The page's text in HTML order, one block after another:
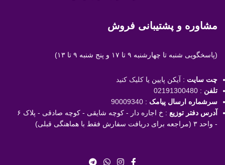
مشاوره و پشتیبانی فروش
(پاسخگویی شنبه تا چهارشنبه ۹ تا ۱۷ و پنج شنبه ۹ تا ۱۳)
چت سایت : آیکن پایین یا کلیک کنید
تلفن :
02191300480
سرشماره ارسال پیامک :
90009340
آدرس دفتر توزیع
: خ اجاره دار - کوچه شایقی - کوچه صادقی - پلاک ۶
- واحد ۳ (مراجعه برای دریافت سفارش فقط با هماهنگی قبلی)